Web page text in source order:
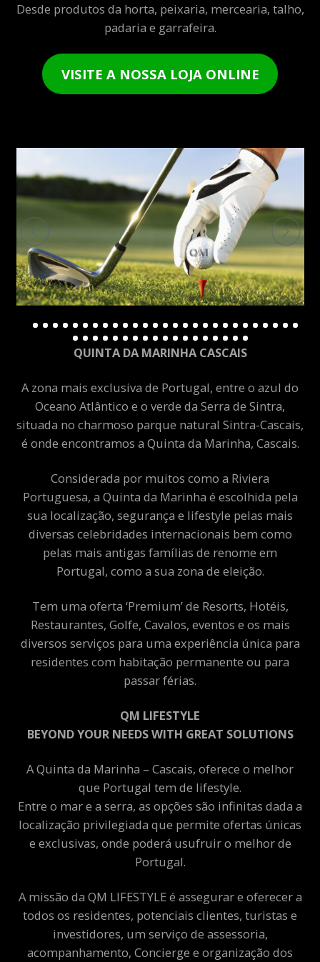
Desde produtos da horta, peixaria, mercearia, talho,
padaria e garrafeira.
VISITE A NOSSA LOJA ONLINE
QUINTA DA MARINHA CASCAIS
A zona mais exclusiva de Portugal, entre o azul do
Oceano Atlântico e o verde da Serra de Sintra,
situada no charmoso parque natural Sintra-Cascais,
é onde encontramos a Quinta da Marinha, Cascais.
Considerada por muitos como a Riviera
Portuguesa, a Quinta da Marinha é escolhida pela
sua localização, segurança e lifestyle pelas mais
diversas celebridades internacionais bem como
pelas mais antigas famílias de renome em
Portugal, como a sua zona de eleição.
Tem uma oferta ‘Premium’ de Resorts, Hotéis,
Restaurantes, Golfe, Cavalos, eventos e os mais
diversos serviços para uma experiência única para
residentes com habitação permanente ou para
passar férias.
QM LIFESTYLE
BEYOND YOUR NEEDS WITH GREAT SOLUTIONS
A Quinta da Marinha – Cascais, oferece o melhor
que Portugal tem de lifestyle.
Entre o mar e a serra, as opções são infinitas dada a
localização privilegiada que permite ofertas únicas
e exclusivas, onde poderá usufruir o melhor de
Portugal.
A missão da QM LIFESTYLE é assegurar e oferecer a
todos os residentes, potenciais clientes, turistas e
investidores, um serviço de assessoria,
acompanhamento, Concierge e organização dos